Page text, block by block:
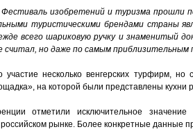
изобретений и туризма
туристическими брендами страны
всего шариковую ручку и знаменитый
считал, но даже по самым
участие несколько венгерских турфирм,
на которой были представлены кухни
отметили исключительное
рынке. Более конкретные данные